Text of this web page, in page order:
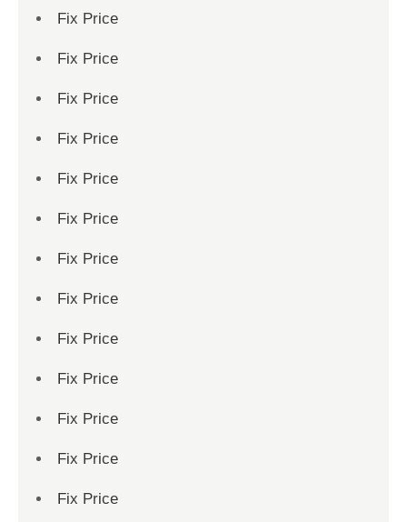
Fix Price
Fix Price
Fix Price
Fix Price
Fix Price
Fix Price
Fix Price
Fix Price
Fix Price
Fix Price
Fix Price
Fix Price
Fix Price